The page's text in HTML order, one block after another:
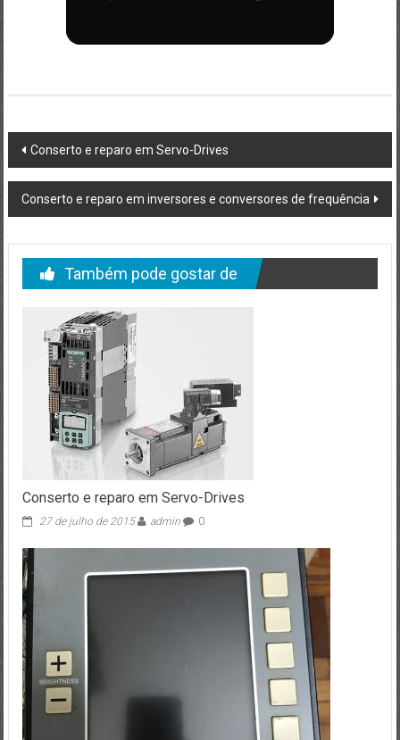
Post
navigation
Conserto e reparo em Servo-Drives
Conserto e reparo em inversores e conversores de frequência
Também pode gostar de
Conserto e reparo em Servo-Drives
27 de julho de 2015 admin 0